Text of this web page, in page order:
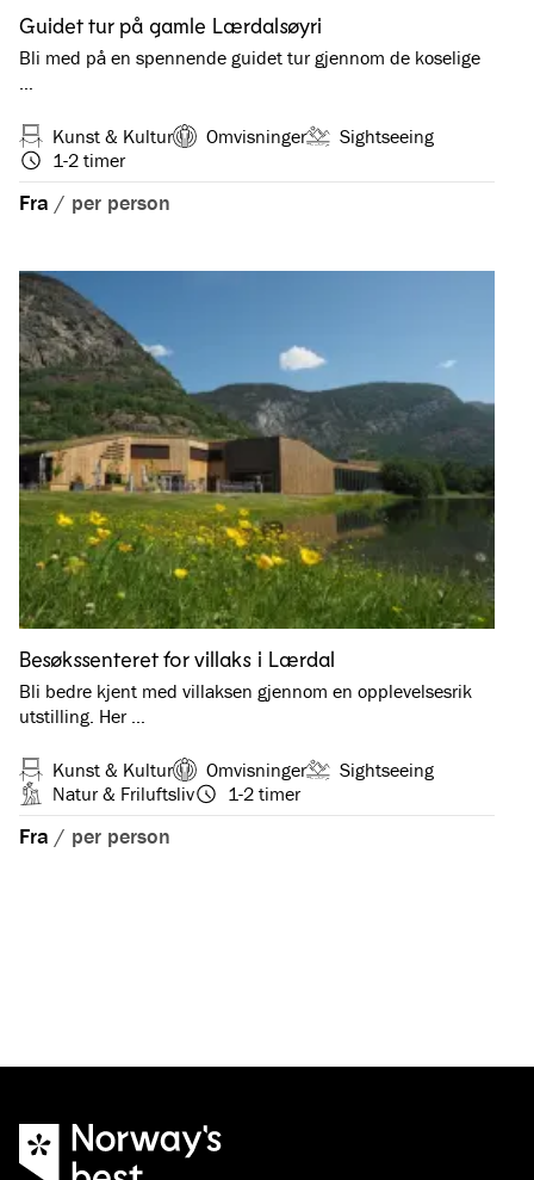
Guidet tur på gamle Lærdalsøyri
Bli med på en spennende guidet tur gjennom de koselige
…
Kunst & Kultur Omvisninger
Sightseeing
1-2 timer
Fra / per person
Besøkssenteret for villaks i Lærdal
Bli bedre kjent med villaksen gjennom en opplevelsesrik
utstilling. Her …
Kunst & Kultur Omvisninger
Sightseeing
Natur & Friluftsliv
1-2 timer
Fra / per person